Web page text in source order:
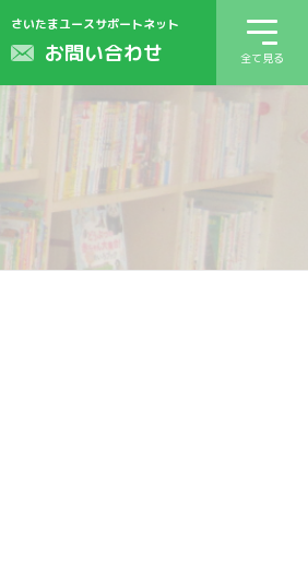
さいたまユースサポートネット
お問い合わせ 全て見る